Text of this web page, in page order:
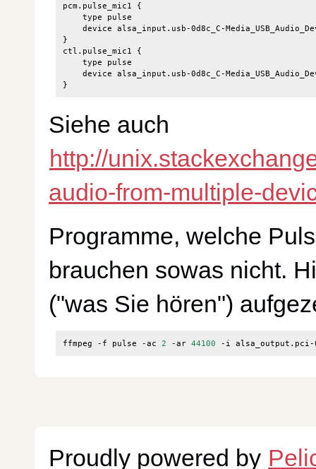
pcm.pulse_mic1 {
    type pulse
device alsa_input.usb-0d8c_C-
}
ctl.pulse_mic1 {
    type pulse
device alsa_input.usb-0d8c_C-
Siehe auch
http://
audio-from-multiple-
Programme, welche
brauchen sowas nicht.
("was Sie hören")
ffmpeg -f pulse -ac 2 -ar 44100
Proudly powered by